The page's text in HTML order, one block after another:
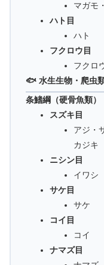
マガモ
ハト目
ハト
フクロウ目
フクロ
🐟 水生生物・爬虫
条鰭綱（硬骨魚類）
スズキ目
アジ・
カジキ
ニシン目
イワシ
サケ目
サケ
コイ目
コイ
ナマズ目